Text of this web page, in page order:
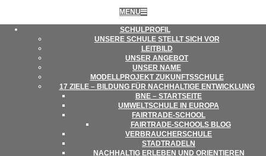
LEONORE-
GOLDSCHMIDT-
SCHULE
Menu
MENU
SCHUL­PRO­FIL
UNSERE SCHULE STELLT SICH VOR
LEIT­BILD
UNSER ANGE­BOT
UNSER NAME
MODELL­PRO­JEKT ZUKUNFTSSCHULE
17 ZIELE – BIL­DUNG FÜR NACH­HAL­TIGE ENTWICKLUNG
BNE – STARTSEITE
UMWELT­SCHULE IN EUROPA
FAIR­­TRADE-SCHOOL
FAIR­TRADE-SCHOOLS BLOG
VER­BRAU­CHER­SCHULE
STADT­RA­DELN
NACH­HAL­TIG ERLE­BEN UND ORIENTIEREN